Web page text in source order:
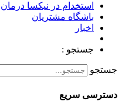
استخدام در نیکسا درمان
باشگاه مشتریان
اخبار
جستجو :
جستجو
دسترسی سریع